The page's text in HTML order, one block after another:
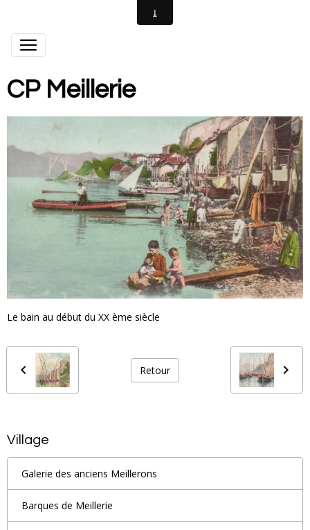
CP Meillerie
Le bain au début du XX ème siècle
Retour
Village
Galerie des anciens Meillerons
Barques de Meillerie